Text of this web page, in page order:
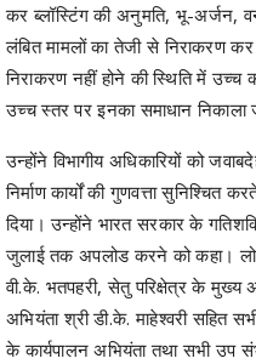
कर ब्लॉस्टिंग की अनुमति, भू-अर्जन,
लंबित मामलों का तेजी से निराकरण
निराकरण नहीं होने की स्थिति में उच्च
उच्च स्तर पर इनका समाधान
उन्होंने विभागीय अधिकारियों को
निर्माण कार्यों की गुणवत्ता सुनिश्चित
दिया। उन्होंने भारत सरकार के
जुलाई तक अपलोड करने को कहा।
वी.के. भतपहरी, सेतु परिक्षेत्र के मुख्य
अभियंता श्री डी.के. माहेश्वरी सहित
के कार्यपालन अभियंता तथा सभी उप